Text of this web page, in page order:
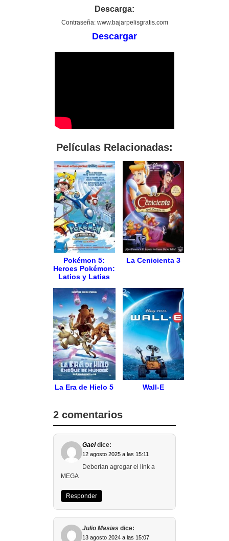
Descarga:
Contraseña: www.bajarpelisgratis.com
Descargar
Películas Relacionadas:
Pokémon 5:
Heroes Pokémon:
Latios y Latias
La Cenicienta 3
La Era de Hielo 5 Wall-E
2 comentarios
Gael dice:
12 agosto 2025 a las 15:11
Deberían agregar el link a
MEGA
Responder
Julio Masias dice:
13 agosto 2024 a las 15:07